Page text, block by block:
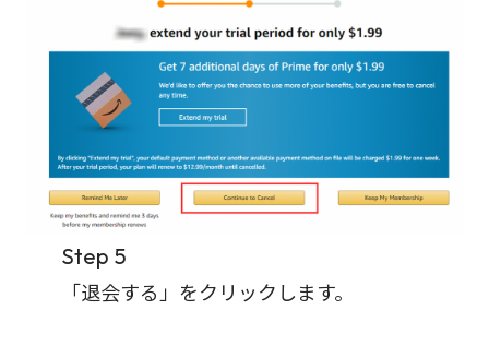
Step 5
「退会する」をクリックします。